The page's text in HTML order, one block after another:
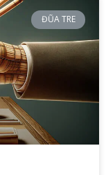
ĐŨA TRE